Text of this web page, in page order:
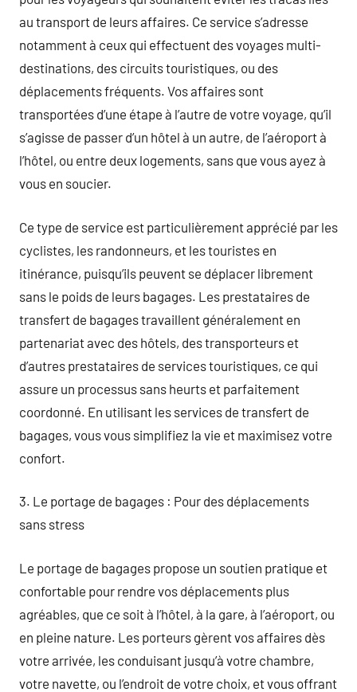
au transport de leurs affaires. Ce service s’adresse
notamment à ceux qui effectuent des voyages multi-
destinations, des circuits touristiques, ou des
déplacements fréquents. Vos affaires sont
transportées d’une étape à l’autre de votre voyage, qu’il
s’agisse de passer d’un hôtel à un autre, de l’aéroport à
l’hôtel, ou entre deux logements, sans que vous ayez à
vous en soucier.
Ce type de service est particulièrement apprécié par les
cyclistes, les randonneurs, et les touristes en
itinérance, puisqu’ils peuvent se déplacer librement
sans le poids de leurs bagages. Les prestataires de
transfert de bagages travaillent généralement en
partenariat avec des hôtels, des transporteurs et
d’autres prestataires de services touristiques, ce qui
assure un processus sans heurts et parfaitement
coordonné. En utilisant les services de transfert de
bagages, vous vous simplifiez la vie et maximisez votre
confort.
3. Le portage de bagages : Pour des déplacements
sans stress
Le portage de bagages propose un soutien pratique et
confortable pour rendre vos déplacements plus
agréables, que ce soit à l’hôtel, à la gare, à l’aéroport, ou
en pleine nature. Les porteurs gèrent vos affaires dès
votre arrivée, les conduisant jusqu’à votre chambre,
votre navette, ou l’endroit de votre choix, et vous offrant